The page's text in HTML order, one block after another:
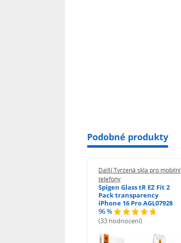
Podobné produkty
Další Tvrzená skla pro mobilní
telefony
Spigen Glass tR EZ Fit 2
Pack transparency
iPhone 16 Pro AGL07928
96 %
(33 hodnocení)